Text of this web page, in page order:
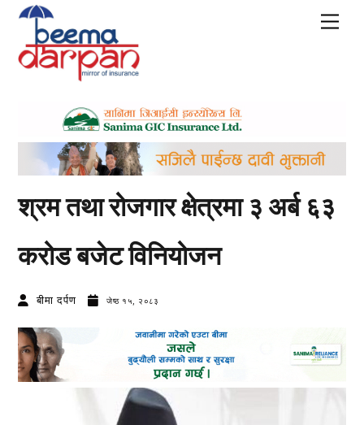
Skip
content
श्रम तथा रोजगार क्षेत्रमा ३ अर्ब ६३
करोड बजेट विनियोजन
बीमा दर्पण जेष्ठ १५, २०८३